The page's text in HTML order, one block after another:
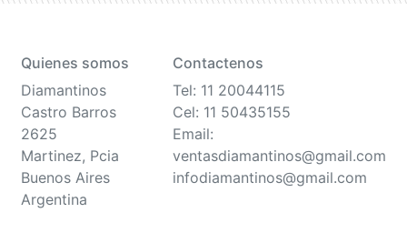
Quienes somos
Diamantinos
Castro Barros
2625
Martinez, Pcia
Buenos Aires
Argentina
Contactenos
Tel: 11 20044115
Cel: 11 50435155
Email:
ventasdiamantinos@gmail.com
infodiamantinos@gmail.com